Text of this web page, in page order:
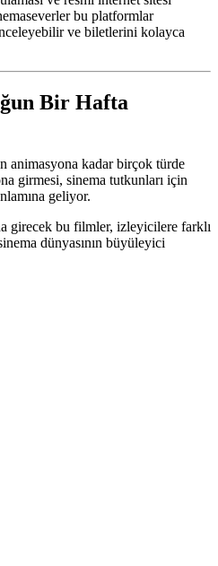
bu platformlar
ve biletlerini kolayca
Bir Hafta
animasyona kadar birçok türde
girmesi, sinema tutkunları için
geliyor.
girecek bu filmler, izleyicilere farklı
dünyasının büyüleyici